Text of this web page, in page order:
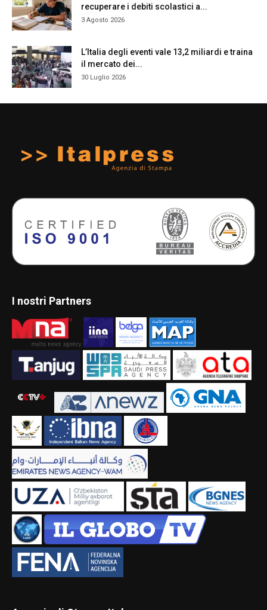
recuperare i debiti scolastici a...
3 Agosto 2026
L’Italia degli eventi vale 13,2 miliardi e traina
il mercato dei...
30 Luglio 2026
I nostri Partners